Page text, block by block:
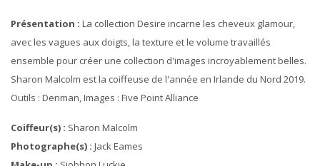
Présentation : La collection Desire incarne les cheveux glamour,
avec les vagues aux doigts, la texture et le volume travaillés
ensemble pour créer une collection d'images incroyablement belles.
Sharon Malcolm est la coiffeuse de l'année en Irlande du Nord 2019.
Outils : Denman, Images : Five Point Alliance
Coiffeur(s) : Sharon Malcolm
Photographe(s) : Jack Eames